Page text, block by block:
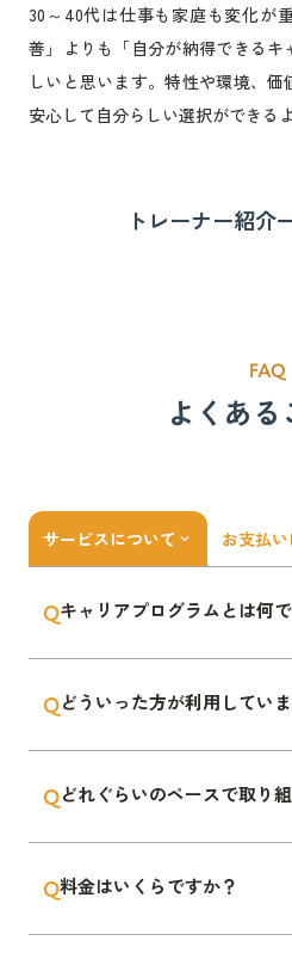
30～40代は仕事も家庭も変化が
善」よりも「自分が納得できるキ
しいと思います。特性や環境、価
安心して自分らしい選択ができる
トレーナー紹介
FAQ
よくある
サービスについて keyboard_arrow_down お支払
Qキャリアプログラムとは何
くはサービスサイトをご覧く
Qどういった方が利用してい
職成功ではなく、長い人生の
Qどれぐらいのペースで取り
ョン(50分)を進めていただくイ
Q料金はいくらですか？